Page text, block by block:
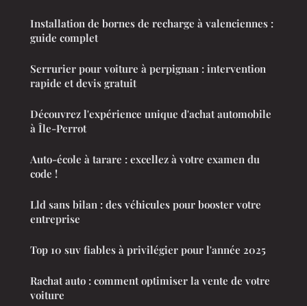
Installation de bornes de recharge à valenciennes :
guide complet
Serrurier pour voiture à perpignan : intervention
rapide et devis gratuit
Découvrez l'expérience unique d'achat automobile
à Île-Perrot
Auto-école à tarare : excellez à votre examen du
code !
Lld sans bilan : des véhicules pour booster votre
entreprise
Top 10 suv fiables à privilégier pour l'année 2025
Rachat auto : comment optimiser la vente de votre
voiture